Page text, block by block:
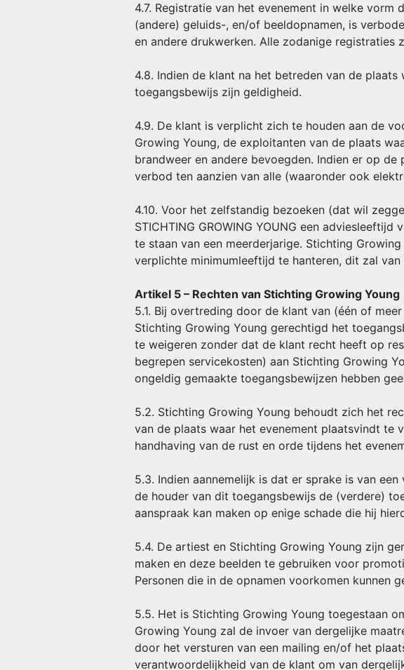
4.7. Registratie van het evenement in welke
(andere) geluids-, en/of beeldopnamen, is
en andere drukwerken. Alle zodanige registraties
4.8. Indien de klant na het betreden van de
toegangsbewijs zijn geldigheid.
4.9. De klant is verplicht zich te houden aan de
Growing Young, de exploitanten van de plaats
brandweer en andere bevoegden. Indien er op
verbod ten aanzien van alle (waaronder ook
4.10. Voor het zelfstandig bezoeken (dat wil
STICHTING GROWING YOUNG een
te staan van een meerderjarige. Stichting
verplichte minimumleeftijd te hanteren, dit zal
Artikel 5 – Rechten van Stichting Growing Young
5.1. Bij overtreding door de klant van (één of
Stichting Growing Young gerechtigd het
te weigeren zonder dat de klant recht heeft op
begrepen servicekosten) aan Stichting Growing
ongeldig gemaakte toegangsbewijzen hebben
5.2. Stichting Growing Young behoudt zich het
van de plaats waar het evenement plaatsvindt te
handhaving van de rust en orde tijdens het
5.3. Indien aannemelijk is dat er sprake is van
de houder van dit toegangsbewijs de (verdere)
aanspraak kan maken op enige schade die hij
5.4. De artiest en Stichting Growing Young zijn
maken en deze beelden te gebruiken voor
Personen die in de opnamen voorkomen kunnen
5.5. Het is Stichting Growing Young toegestaan
Growing Young zal de invoer van dergelijke
door het versturen van een mailing en/of het
verantwoordelijkheid van de klant om van